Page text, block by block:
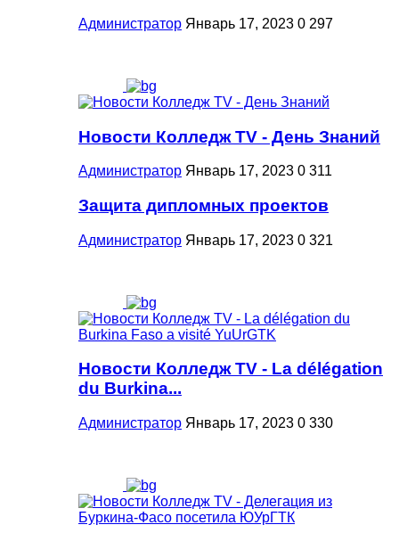
Администратор Январь 17, 2023 0 297
Новости Колледж TV - День Знаний
Администратор Январь 17, 2023 0 311
Защита дипломных проектов
Администратор Январь 17, 2023 0 321
Новости Колледж TV - La délégation
du Burkina...
Администратор Январь 17, 2023 0 330